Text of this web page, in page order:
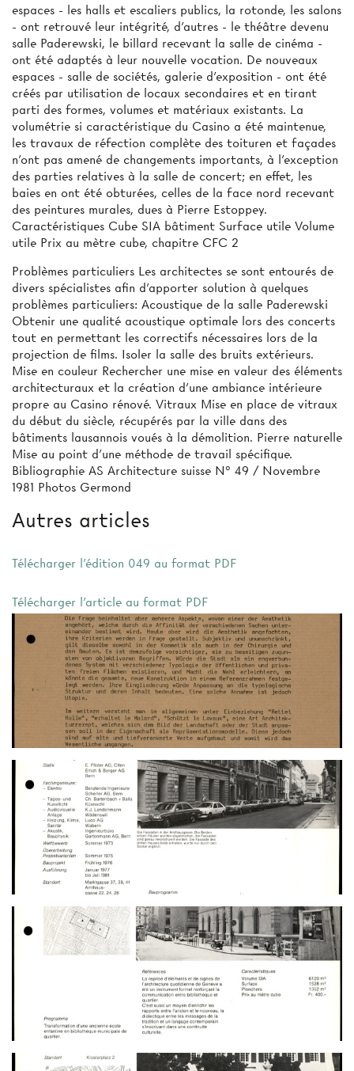
espaces - les halls et escaliers publics, la rotonde, les salons
- ont retrouvé leur intégrité, d’autres - le théâtre devenu
salle Paderewski, le billard recevant la salle de cinéma -
ont été adaptés à leur nouvelle vocation. De nouveaux
espaces - salle de sociétés, galerie d’exposition - ont été
créés par utilisation de locaux secondaires et en tirant
parti des formes, volumes et matériaux existants. La
volumétrie si caractéristique du Casino a été maintenue,
les travaux de réfection complète des toituren et façades
n’ont pas amené de changements importants, à l’exception
des parties relatives à la salle de concert; en effet, les
baies en ont été obturées, celles de la face nord recevant
des peintures murales, dues à Pierre Estoppey.
Caractéristiques Cube SIA bâtiment Surface utile Volume
utile Prix au mètre cube, chapitre CFC 2
Problèmes particuliers Les architectes se sont entourés de
divers spécialistes afin d'apporter solution à quelques
problèmes particuliers: Acoustique de la salle Paderewski
Obtenir une qualité acoustique optimale lors des concerts
tout en permettant les correctifs nécessaires lors de la
projection de films. Isoler la salle des bruits extérieurs.
Mise en couleur Rechercher une mise en valeur des éléments
architecturaux et la création d’une ambiance intérieure
propre au Casino rénové. Vitraux Mise en place de vitraux
du début du siècle, récupérés par la ville dans des
bâtiments lausannois voués à la démolition. Pierre naturelle
Mise au point d’une méthode de travail spécifique.
Bibliographie AS Architecture suisse N° 49 / Novembre
1981 Photos Germond
Autres articles
Télécharger l'édition 049 au format PDF
Télécharger l'article au format PDF